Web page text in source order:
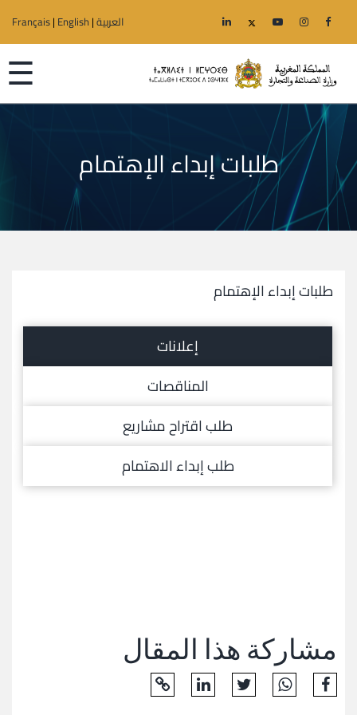
العربية|
Français| English
☰
الرئيسية
الوزارة
الجهوية
اشعارات
الإتصال
طلبات إبداء الإهتمام
طلبات إبداء الإهتمام
إعلانات
المناقصات
طلب اقتراح مشاريع
طلب إبداء الاهتمام
مشاركة هذا المقال